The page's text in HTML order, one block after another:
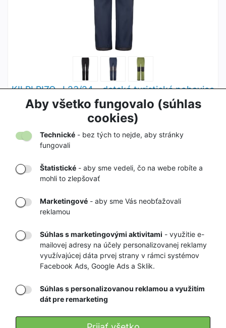
Aby všetko fungovalo (súhlas
cookies)
Technické - bez tých to nejde, aby stránky
fungovali
Štatistické - aby sme vedeli, čo na webe robíte a
mohli to zlepšovať
Marketingové - aby sme Vás neobťažovali
reklamou
Súhlas s marketingovými aktivitami - využitie e-
mailovej adresy na účely personalizovanej reklamy
využívajúcej dáta prvej strany v rámci systémov
Facebook Ads, Google Ads a Sklik.
Súhlas s personalizovanou reklamou a využitím
dát pre remarketing
KILPI RIZO-J 23/24 - detské turistické nohavice
32,90 € 64,90 €
DORUČENIE
TOVARU AŽ K
VÁM DOMOV
OBCHOD
RÝCHLE
DORUČENIE
GARANCIA
VRÁTENIA PEŇAZÍ